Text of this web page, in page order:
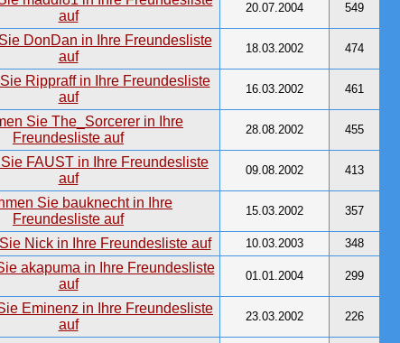
20.07.2004 549
18.03.2002 474
16.03.2002 461
28.08.2002 455
09.08.2002 413
15.03.2002 357
10.03.2003 348
01.01.2004 299
23.03.2002 226